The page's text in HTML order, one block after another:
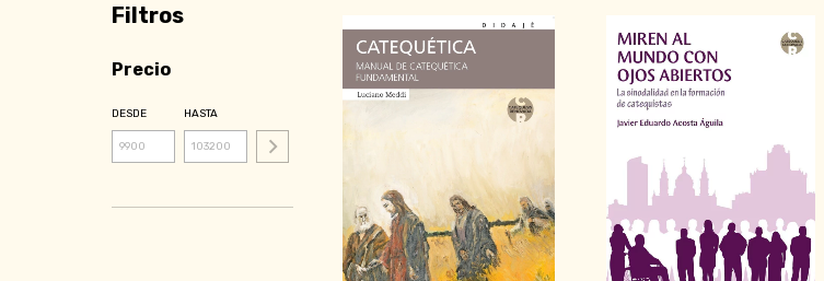
Filtros
Precio
DESDE HASTA